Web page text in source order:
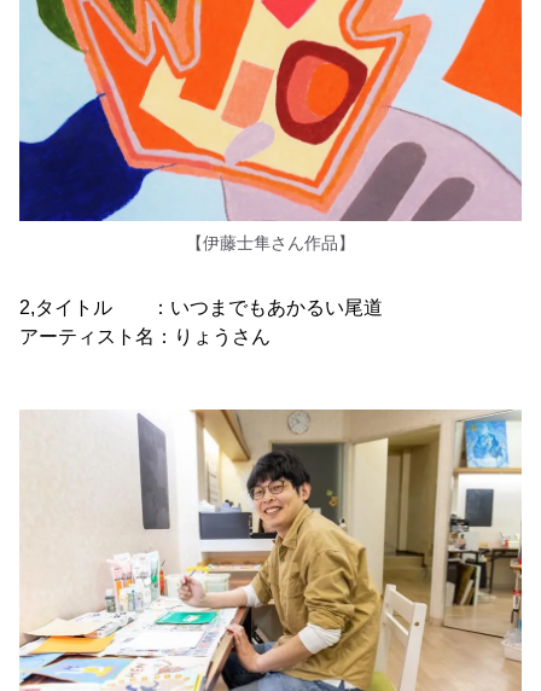
【伊藤士隼さん作品】
2,タイトル ：いつまでもあかるい尾道
アーティスト名：りょうさん